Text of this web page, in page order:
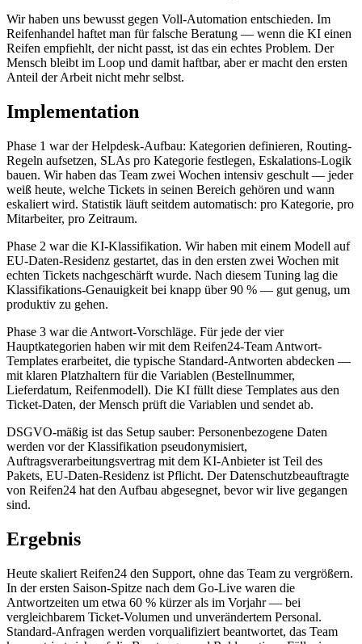
Wir haben uns bewusst gegen Voll-Automation entschieden. Im
Reifenhandel haftet man für falsche Beratung — wenn die KI einen
Reifen empfiehlt, der nicht passt, ist das ein echtes Problem. Der
Mensch bleibt im Loop und damit haftbar, aber er macht den ersten
Anteil der Arbeit nicht mehr selbst.
Implementation
Phase 1 war der Helpdesk-Aufbau: Kategorien definieren, Routing-
Regeln aufsetzen, SLAs pro Kategorie festlegen, Eskalations-Logik
bauen. Wir haben das Team zwei Wochen intensiv geschult — jeder
weiß heute, welche Tickets in seinen Bereich gehören und wann
eskaliert wird. Statistik läuft seitdem automatisch: pro Kategorie, pro
Mitarbeiter, pro Zeitraum.
Phase 2 war die KI-Klassifikation. Wir haben mit einem Modell auf
EU-Daten-Residenz gestartet, das in den ersten zwei Wochen mit
echten Tickets nachgeschärft wurde. Nach diesem Tuning lag die
Klassifikations-Genauigkeit bei knapp über 90 % — gut genug, um
produktiv zu gehen.
Phase 3 war die Antwort-Vorschläge. Für jede der vier
Hauptkategorien haben wir mit dem Reifen24-Team Antwort-
Templates erarbeitet, die typische Standard-Antworten abdecken —
mit klaren Platzhaltern für die Variablen (Bestellnummer,
Lieferdatum, Reifenmodell). Die KI füllt diese Templates aus den
Ticket-Daten, der Mensch prüft die Variablen und sendet ab.
DSGVO-mäßig ist das Setup sauber: Personenbezogene Daten
werden vor der Klassifikation pseudonymisiert,
Auftragsverarbeitungsvertrag mit dem KI-Anbieter ist Teil des
Pakets, EU-Daten-Residenz ist Pflicht. Der Datenschutzbeauftragte
von Reifen24 hat den Aufbau abgesegnet, bevor wir live gegangen
sind.
Ergebnis
Heute skaliert Reifen24 den Support, ohne das Team zu vergrößern.
In der ersten Saison-Spitze nach dem Go-Live waren die
Antwortzeiten um etwa 60 % kürzer als im Vorjahr — bei
vergleichbarem Ticket-Volumen und unverändertem Personal.
Standard-Anfragen werden vorqualifiziert beantwortet, das Team